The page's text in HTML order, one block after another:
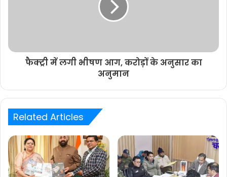
फैक्ट्री में लगी भीषण आग, करोड़ों के अनुसार का
अनुमान
Related Articles